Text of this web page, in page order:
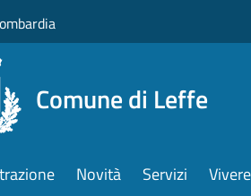
Comune di Leffe
Novità Servizi